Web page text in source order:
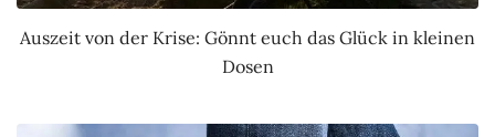
Auszeit von der Krise: Gönnt euch das Glück in kleinen
Dosen